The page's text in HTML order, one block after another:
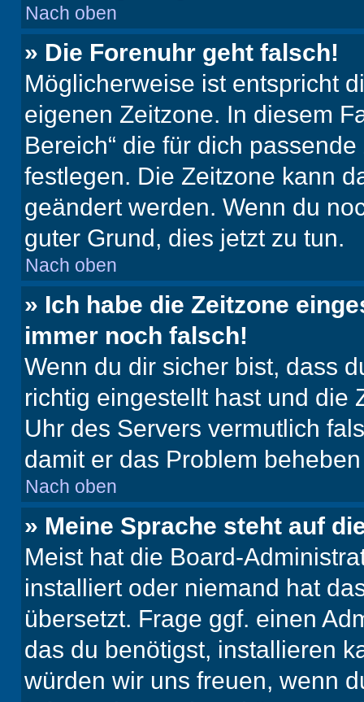
Nach oben
» Die Forenuhr geht falsch!
Möglicherweise ist entspricht
eigenen Zeitzone. In diesem
Bereich“ die für dich
festlegen. Die Zeitzone kann
geändert werden. Wenn du
guter Grund, dies jetzt zu tun.
Nach oben
» Ich habe die Zeitzone
immer noch falsch!
Wenn du dir sicher bist, dass
richtig eingestellt hast und die
Uhr des Servers vermutlich
damit er das Problem
Nach oben
» Meine Sprache steht auf
Meist hat die Board-
installiert oder niemand hat
übersetzt. Frage ggf. einen
das du benötigst, installieren
würden wir uns freuen, wenn